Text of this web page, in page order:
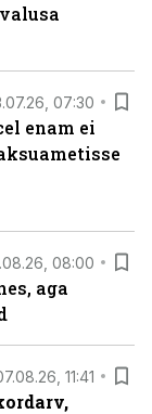
07:30
enam ei
08:00
aga
11:41